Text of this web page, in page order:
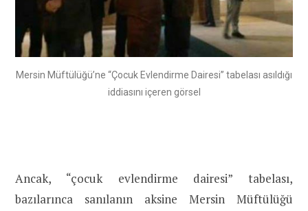
Mersin Müftülüğü’ne “Çocuk Evlendirme Dairesi” tabelası asıldığı
iddiasını içeren görsel
Ancak, “çocuk evlendirme dairesi” tabelası,
bazılarınca sanılanın aksine Mersin Müftülüğü